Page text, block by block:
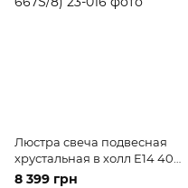
Люстра свеча подвесная
хрустальная в холл E14 40W
(BCL-667S/8)
8 399 грн